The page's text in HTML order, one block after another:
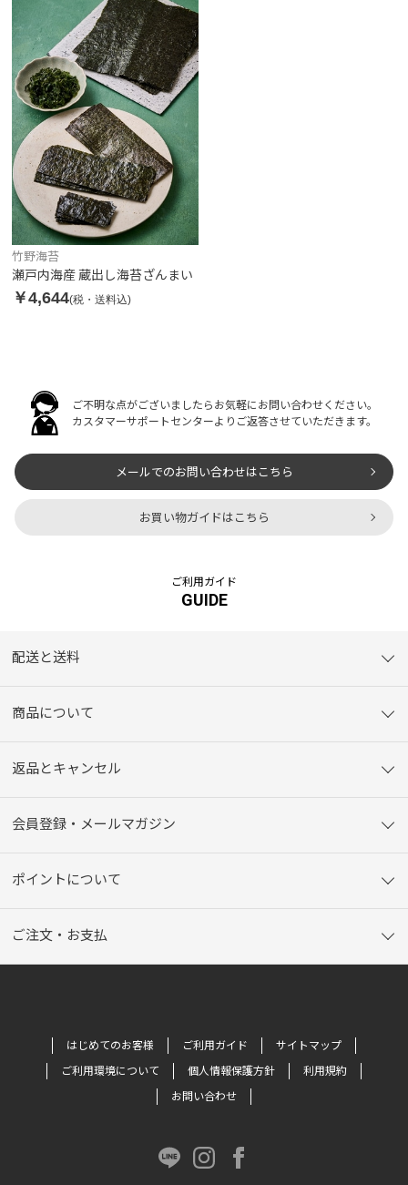
竹野海苔
瀬戸内海産 蔵出し海苔ざんまい
￥4,644(税・送料込)
ご不明な点がございましたらお気軽にお問い合わせください。
カスタマーサポートセンターよりご返答させていただきます。
メールでのお問い合わせはこちら
お買い物ガイドはこちら
ご利用ガイド
GUIDE
配送と送料
商品について
返品とキャンセル
会員登録・メールマガジン
ポイントについて
ご注文・お支払
はじめてのお客様 ご利用ガイド
サイトマップ
ご利用環境について
個人情報保護方針
利用規約
お問い合わせ